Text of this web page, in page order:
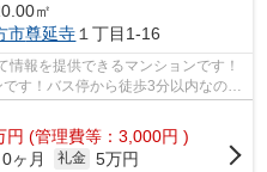
㎡
市尊延寺１丁目1-16
報を提供できるマンションです！
す！バス停から徒歩3分以内なの
円 (管理費等：3,000円 )
0ヶ月 礼金 5万円